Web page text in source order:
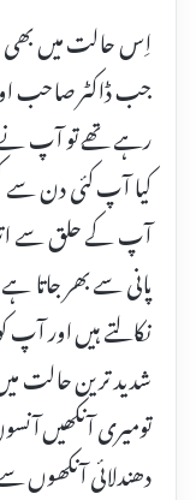
اِس حالت میں بھی
جب ڈاکٹر صاحب
رہے تھے تو آپ نے
کیا آپ کئی دن سے
آپ کے حلق سے
پانی سے بھر جاتا
نکالتے ہیں اور آپ
شدید ترین حالت
تومیری آنکھیں
دھندلائی آنکھوں